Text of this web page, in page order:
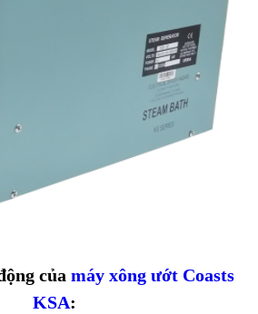
của máy xông ướt Coasts
KSA: